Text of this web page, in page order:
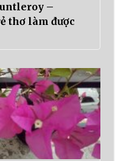
–
thơ làm được